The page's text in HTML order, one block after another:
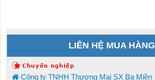
LIÊN HỆ MUA HÀNG
Công ty TNHH Thương Mại SX Ba Miền